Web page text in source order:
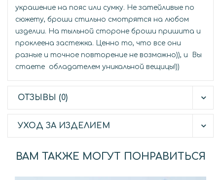
украшение на пояс или сумку. Не затейливые по
сюжету, броши стильно смотрятся на любом
изделии. На тыльной стороне броши пришита и
проклеена застежка. Ценно то, что все они
разные и точное повторение не возможно)), и Вы
стаете обладателем уникальной вещицы!))
ОТЗЫВЫ (0)
УХОД ЗА ИЗДЕЛИЕМ
ВАМ ТАКЖЕ МОГУТ ПОНРАВИТЬСЯ